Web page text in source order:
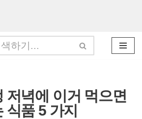
저녁에 이거 먹으면
식품 5 가지